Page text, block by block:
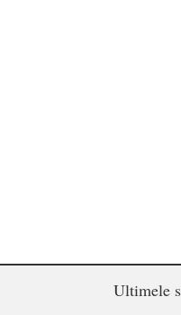
Ultimele